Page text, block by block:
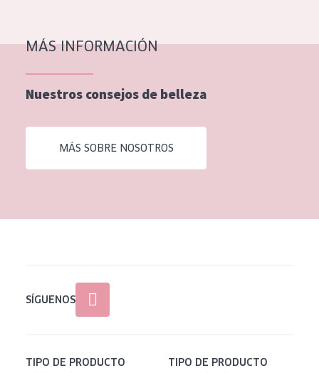
Piel madura
Piel menopáusica
EDAD
MÁS INFORMACIÓN
Nuestros consejos de belleza
MÁS SOBRE NOSOTROS
SÍGUENOS
TIPO DE PRODUCTO TIPO DE PRODUCTO